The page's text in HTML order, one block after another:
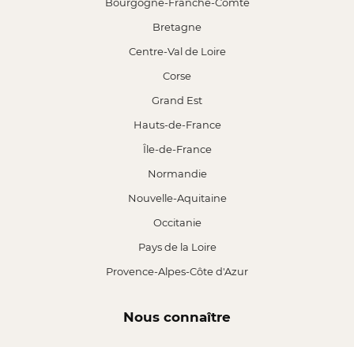
Bretagne
Centre-Val de Loire
Corse
Grand Est
Hauts-de-France
Île-de-France
Normandie
Nouvelle-Aquitaine
Occitanie
Pays de la Loire
Provence-Alpes-Côte d'Azur
Nous connaître